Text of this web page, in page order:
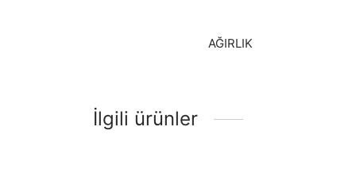
AĞIRLIK
İlgili ürünler